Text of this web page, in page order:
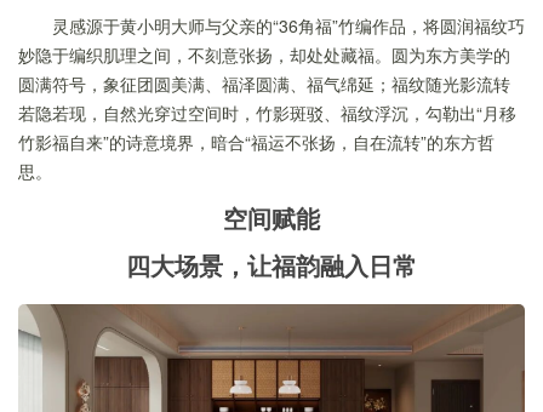
灵感源于黄小明大师与父亲的“36角福”竹编作品，将圆润福纹巧
妙隐于编织肌理之间，不刻意张扬，却处处藏福。圆为东方美学的
圆满符号，象征团圆美满、福泽圆满、福气绵延；福纹随光影流转
若隐若现，自然光穿过空间时，竹影斑驳、福纹浮沉，勾勒出“月移
竹影福自来”的诗意境界，暗合“福运不张扬，自在流转”的东方哲
思。
空间赋能
四大场景，让福韵融入日常